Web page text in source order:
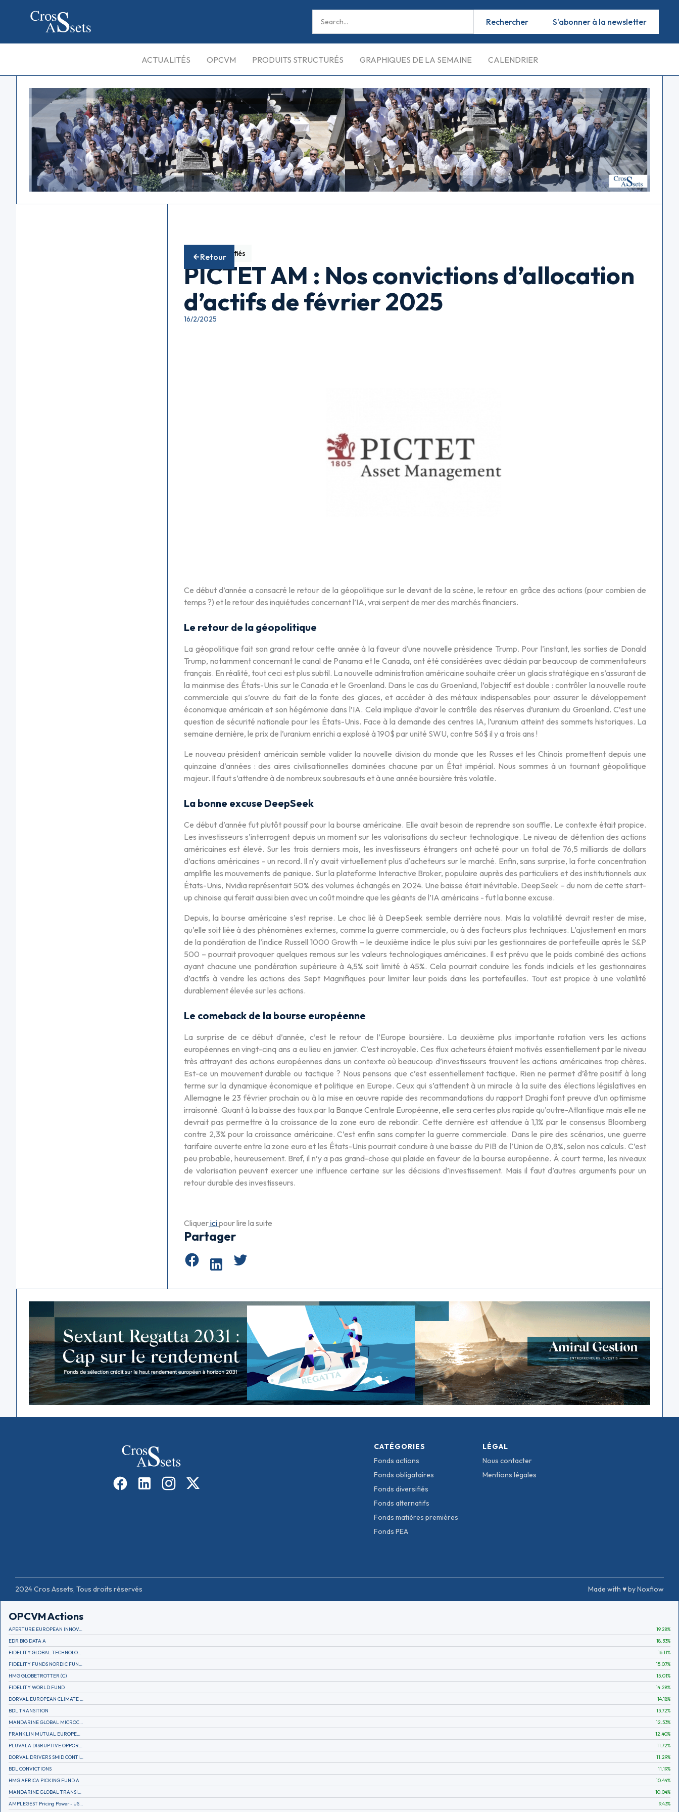
S'abonner à la newsletter
ACTUALITÉS OPCVM PRODUITS STRUCTURÉS GRAPHIQUES DE LA SEMAINE CALENDRIER
Retour
Fonds diversifiés
PICTET AM : Nos convictions d’allocation
d’actifs de février 2025
16/2/2025
Ce début d’année a consacré le retour de la géopolitique sur le devant de la scène, le retour en grâce des actions (pour combien de
temps ?) et le retour des inquiétudes concernant l’IA, vrai serpent de mer des marchés financiers.
Le retour de la géopolitique
La géopolitique fait son grand retour cette année à la faveur d’une nouvelle présidence Trump. Pour l’instant, les sorties de Donald
Trump, notamment concernant le canal de Panama et le Canada, ont été considérées avec dédain par beaucoup de commentateurs
français. En réalité, tout ceci est plus subtil. La nouvelle administration américaine souhaite créer un glacis stratégique en s’assurant de
la mainmise des États-Unis sur le Canada et le Groenland. Dans le cas du Groenland, l’objectif est double : contrôler la nouvelle route
commerciale qui s’ouvre du fait de la fonte des glaces, et accéder à des métaux indispensables pour assurer le développement
économique américain et son hégémonie dans l’IA. Cela implique d’avoir le contrôle des réserves d’uranium du Groenland. C’est une
question de sécurité nationale pour les États-Unis. Face à la demande des centres IA, l’uranium atteint des sommets historiques. La
semaine dernière, le prix de l’uranium enrichi a explosé à 190$ par unité SWU, contre 56$ il y a trois ans !
Le nouveau président américain semble valider la nouvelle division du monde que les Russes et les Chinois promettent depuis une
quinzaine d’années : des aires civilisationnelles dominées chacune par un État impérial. Nous sommes à un tournant géopolitique
majeur. Il faut s’attendre à de nombreux soubresauts et à une année boursière très volatile.
La bonne excuse DeepSeek
Ce début d’année fut plutôt poussif pour la bourse américaine. Elle avait besoin de reprendre son souffle. Le contexte était propice.
Les investisseurs s’interrogent depuis un moment sur les valorisations du secteur technologique. Le niveau de détention des actions
américaines est élevé. Sur les trois derniers mois, les investisseurs étrangers ont acheté pour un total de 76,5 milliards de dollars
d’actions américaines - un record. Il n'y avait virtuellement plus d'acheteurs sur le marché. Enfin, sans surprise, la forte concentration
amplifie les mouvements de panique. Sur la plateforme Interactive Broker, populaire auprès des particuliers et des institutionnels aux
États-Unis, Nvidia représentait 50% des volumes échangés en 2024. Une baisse était inévitable. DeepSeek – du nom de cette start-
up chinoise qui ferait aussi bien avec un coût moindre que les géants de l’IA américains - fut la bonne excuse.
Depuis, la bourse américaine s’est reprise. Le choc lié à DeepSeek semble derrière nous. Mais la volatilité devrait rester de mise,
qu’elle soit liée à des phénomènes externes, comme la guerre commerciale, ou à des facteurs plus techniques. L’ajustement en mars
de la pondération de l’indice Russell 1000 Growth – le deuxième indice le plus suivi par les gestionnaires de portefeuille après le S&P
500 – pourrait provoquer quelques remous sur les valeurs technologiques américaines. Il est prévu que le poids combiné des actions
ayant chacune une pondération supérieure à 4,5% soit limité à 45%. Cela pourrait conduire les fonds indiciels et les gestionnaires
d’actifs à vendre les actions des Sept Magnifiques pour limiter leur poids dans les portefeuilles. Tout est propice à une volatilité
durablement élevée sur les actions.
Le comeback de la bourse européenne
La surprise de ce début d’année, c’est le retour de l’Europe boursière. La deuxième plus importante rotation vers les actions
européennes en vingt-cinq ans a eu lieu en janvier. C’est incroyable. Ces flux acheteurs étaient motivés essentiellement par le niveau
très attrayant des actions européennes dans un contexte où beaucoup d’investisseurs trouvent les actions américaines trop chères.
Est-ce un mouvement durable ou tactique ? Nous pensons que c’est essentiellement tactique. Rien ne permet d’être positif à long
terme sur la dynamique économique et politique en Europe. Ceux qui s’attendent à un miracle à la suite des élections législatives en
Allemagne le 23 février prochain ou à la mise en œuvre rapide des recommandations du rapport Draghi font preuve d’un optimisme
irraisonné. Quant à la baisse des taux par la Banque Centrale Européenne, elle sera certes plus rapide qu’outre-Atlantique mais elle ne
devrait pas permettre à la croissance de la zone euro de rebondir. Cette dernière est attendue à 1,1% par le consensus Bloomberg
contre 2,3% pour la croissance américaine. C’est enfin sans compter la guerre commerciale. Dans le pire des scénarios, une guerre
tarifaire ouverte entre la zone euro et les États-Unis pourrait conduire à une baisse du PIB de l’Union de 0,8%, selon nos calculs. C’est
peu probable, heureusement. Bref, il n’y a pas grand-chose qui plaide en faveur de la bourse européenne. À court terme, les niveaux
de valorisation peuvent exercer une influence certaine sur les décisions d’investissement. Mais il faut d’autres arguments pour un
retour durable des investisseurs.
Cliquericipour lire la suite
Partager
CATÉGORIES
Fonds actions
Fonds obligataires
Fonds diversifiés
Fonds alternatifs
Fonds matières premières
Fonds PEA
LÉGAL
Nous contacter
Mentions légales
2024 Cros Assets, Tous droits réservés Made with ♥ by Noxflow
OPCVM Actions
APERTURE EUROPEAN INNOVATION 19.28%
EDR BIG DATA A
18.33%
16.11%
15.07%
HMG GLOBETROTTER (C)
15.01%
FIDELITY WORLD FUND
14.28%
14.18%
BDL TRANSITION
13.72%
12.53%
12.40%
11.72%
11.29%
BDL CONVICTIONS
11.19%
HMG AFRICA PICKING FUND A
10.44%
10.04%
9.43%